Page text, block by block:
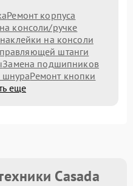
Ремонт корпуса
консоли/ручке
на консоли
штанги
Замена подшипников
шнураРемонт кнопки
еще
Casada